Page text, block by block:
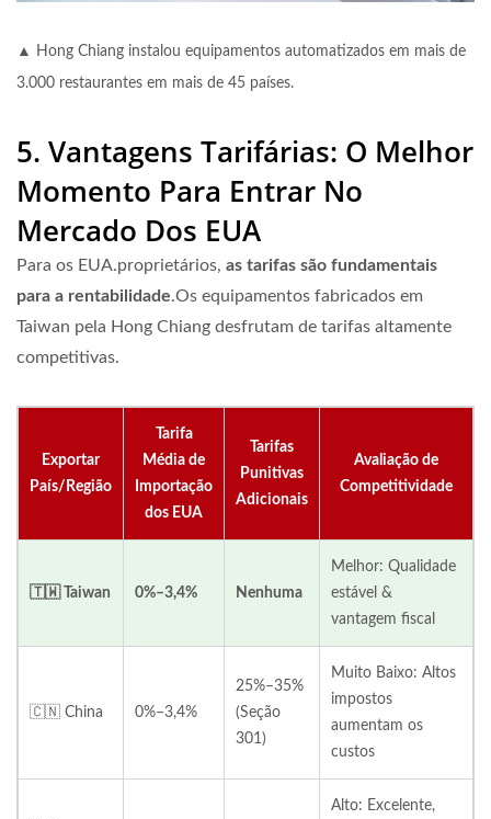
▲ Hong Chiang instalou equipamentos automatizados em mais de
3.000 restaurantes em mais de 45 países.
5. Vantagens Tarifárias: O Melhor
Momento Para Entrar No
Mercado Dos EUA
Para os EUA.proprietários, as tarifas são fundamentais
para a rentabilidade.Os equipamentos fabricados em
Taiwan pela Hong Chiang desfrutam de tarifas altamente
competitivas.
Exportar
País/Região
Tarifa
Média de
Importação
dos EUA
Tarifas
Punitivas
Adicionais
Avaliação de
Competitividade
🇹🇼 Taiwan 0%–3,4% Nenhuma
Melhor: Qualidade
estável &
vantagem fiscal
🇨🇳 China 0%–3,4%
25%–35%
(Seção
301)
Muito Baixo: Altos
impostos
aumentam os
custos
Alto: Excelente,